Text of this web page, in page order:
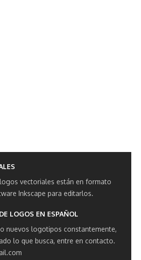
vectoriales están en formato
Inkscape para editarlos.
LOGOS EN ESPAÑOL
nuevos logotipos constantemente,
lo que busca, entre en contacto.